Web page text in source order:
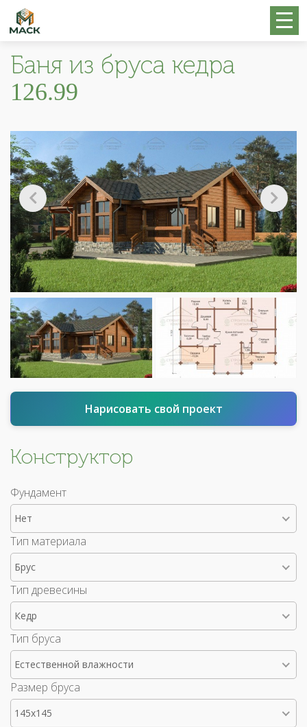
Баня из бруса кедра
126.99
Нарисовать свой проект
Конструктор
Фундамент
Нет
Тип материала
Брус
Тип древесины
Кедр
Тип бруса
Естественной влажности
Размер бруса
145x145